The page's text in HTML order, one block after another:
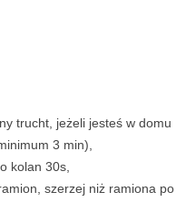
trucht, jeżeli jesteś w domu
3 min),
kolan 30s,
szerzej niż ramiona po